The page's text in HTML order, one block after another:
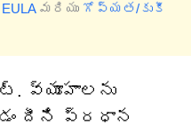
EULAమరియు గోప్యత/కుకీ
వ్యూహాలను
దీని ప్రధాన